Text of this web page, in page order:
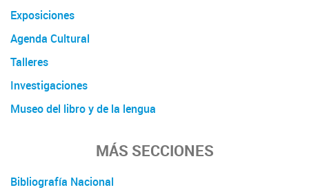
Exposiciones
Agenda Cultural
Talleres
Investigaciones
Museo del libro y de la lengua
MÁS SECCIONES
Bibliografía Nacional